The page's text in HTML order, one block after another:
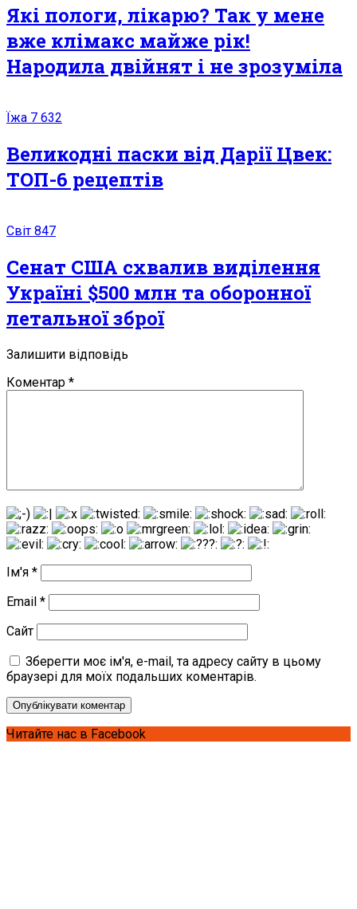
Які пологи, лікарю? Так у мене
вже клімакс майже рік!
Народила двійнят і не зрозуміла
Їжа 7 632
Великодні паски від Дарії Цвек:
ТОП-6 рецептів
Світ 847
Сенат США схвалив виділення
Україні $500 млн та оборонної
летальної зброї
Залишити відповідь
Коментар *
Ім'я *
Email *
Сайт
Зберегти моє ім'я, e-mail, та адресу сайту в цьому
браузері для моїх подальших коментарів.
Читайте нас в Facebook